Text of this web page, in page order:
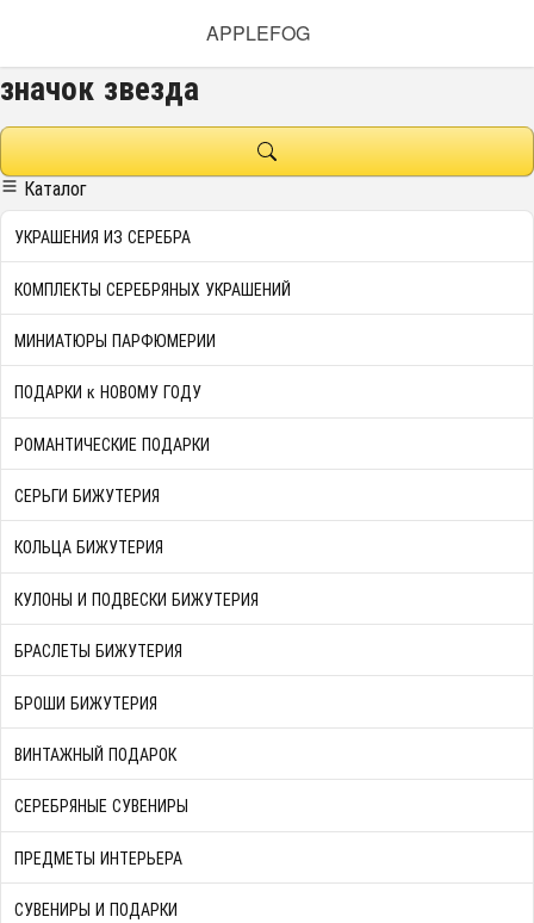
APPLEFOG
значок звезда
Каталог
УКРАШЕНИЯ ИЗ СЕРЕБРА
КОМПЛЕКТЫ СЕРЕБРЯНЫХ УКРАШЕНИЙ
МИНИАТЮРЫ ПАРФЮМЕРИИ
ПОДАРКИ к НОВОМУ ГОДУ
РОМАНТИЧЕСКИЕ ПОДАРКИ
СЕРЬГИ БИЖУТЕРИЯ
КОЛЬЦА БИЖУТЕРИЯ
КУЛОНЫ И ПОДВЕСКИ БИЖУТЕРИЯ
БРАСЛЕТЫ БИЖУТЕРИЯ
БРОШИ БИЖУТЕРИЯ
ВИНТАЖНЫЙ ПОДАРОК
СЕРЕБРЯНЫЕ СУВЕНИРЫ
ПРЕДМЕТЫ ИНТЕРЬЕРА
СУВЕНИРЫ И ПОДАРКИ